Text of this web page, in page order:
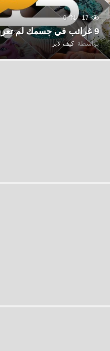
17
0
9 غرائب في جسمك لم تعرف أنها آليات للدفاع
بواسطة كيف لابز